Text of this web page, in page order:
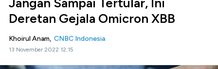
Deretan Gejala Omicron XBB
Khoirul Anam, CNBC Indonesia
13 November 2022 12:15